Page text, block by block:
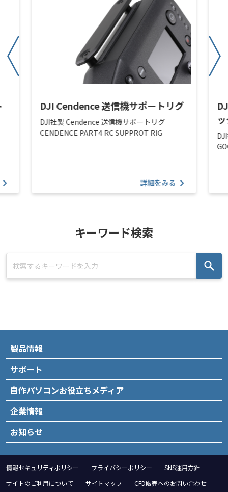
DJI Cendence 送信機サポートリグ
DJI社製 Cendence 送信機サポートリグ
CENDENCE PART4 RC SUPPROT RIG
詳細をみる
キーワード検索
製品情報
サポート
自作パソコンお役立ちメディア
企業情報
お知らせ
情報セキュリティポリシー プライバシーポリシー
SNS運用方針
サイトのご利用について
サイトマップ CFD販売へのお問い合わせ